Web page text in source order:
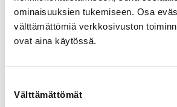
ominaisuuksien tukemiseen. Osa
välttämättömiä verkkosivuston
ovat aina käytössä.
valinta
Välttämättömät
PRICE
ADDITIONAL INFORMATION
alicia.perho@gmail.com